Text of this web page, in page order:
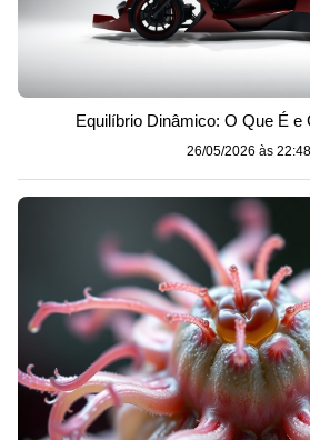
Equilíbrio Dinâmico: O Que É e
26/05/2026 às 22:48